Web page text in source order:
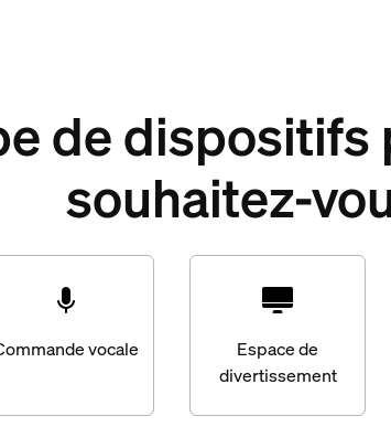
de
souhaitez-
vocale
Espace de
divertissement